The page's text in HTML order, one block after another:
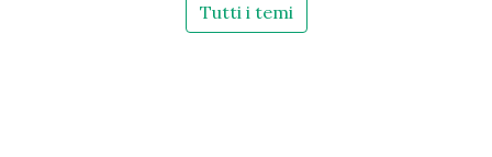
Tutti i temi